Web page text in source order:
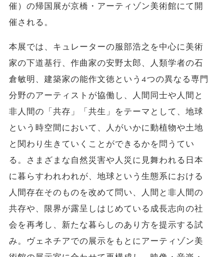
催）の帰国展が京橋・アーティゾン美術館にて開
催される。
本展では、キュレーターの服部浩之を中心に美術
家の下道基行、作曲家の安野太郎、人類学者の石
倉敏明、建築家の能作文徳という4つの異なる専門
分野のアーティストが協働し、人間同士や人間と
非人間の「共存」「共生」をテーマとして、地球
という時空間において、人がいかに動植物や土地
と関わり生きていくことができるかを問うてい
る。さまざまな自然災害や人災に見舞われる日本
に暮らすわれわれが、地球という生態系における
人間存在そのものを改めて問い、人間と非人間の
共存や、限界が露呈しはじめている成長志向の社
会を再考し、新たな暮らしのあり方を提示する試
み。ヴェネチアでの展示をもとにアーティゾン美